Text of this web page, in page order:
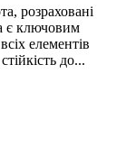
розраховані
є ключовим
елементів
до...